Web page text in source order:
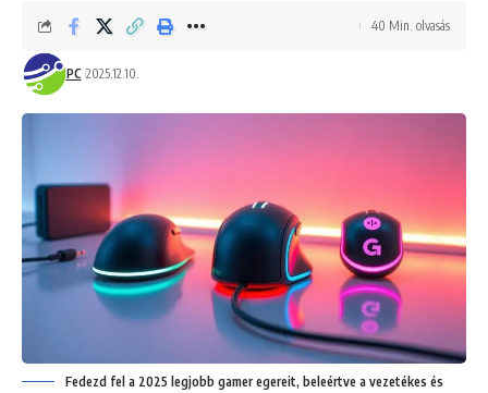
PC 2025.12.10.
40 Min. olvasás
Fedezd fel a 2025 legjobb gamer egereit, beleértve a vezetékes és